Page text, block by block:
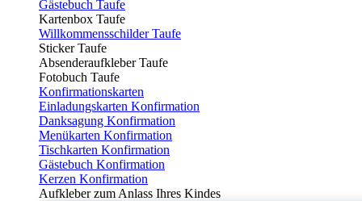
Gästebuch Taufe
Kartenbox Taufe
Willkommensschilder Taufe
Sticker Taufe
Absenderaufkleber Taufe
Fotobuch Taufe
Konfirmationskarten
Einladungskarten Konfirmation
Danksagung Konfirmation
Menükarten Konfirmation
Tischkarten Konfirmation
Gästebuch Konfirmation
Kerzen Konfirmation
Aufkleber zum Anlass Ihres Kindes